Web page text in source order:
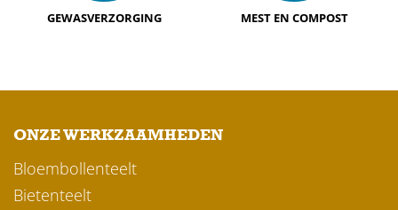
GEWASVERZORGING MEST EN COMPOST
ONZE WERKZAAMHEDEN
Bloembollenteelt
Bietenteelt